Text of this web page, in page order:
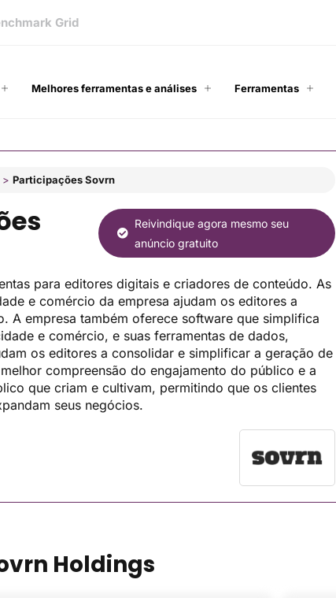
Grid
Melhores ferramentas e análises Ferramentas
> Participações Sovrn
Reivindique agora mesmo seu
anúncio gratuito
para editores digitais e criadores de conteúdo. As
e comércio da empresa ajudam os editores a
A empresa também oferece software que simplifica
e comércio, e suas ferramentas de dados,
os editores a consolidar e simplificar a geração de
compreensão do engajamento do público e a
que criam e cultivam, permitindo que os clientes
seus negócios.
Holdings